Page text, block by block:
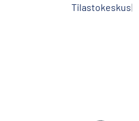
Tilastokeskus